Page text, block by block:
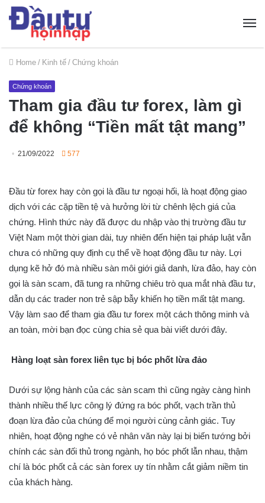
Home / Kinh tế / Chứng khoán
Chứng khoán
Tham gia đầu tư forex, làm gì
để không “Tiền mất tật mang”
21/09/2022 577
Đầu từ forex hay còn gọi là đầu tư ngoại hối, là hoạt động giao
dịch với các cặp tiền tệ và hưởng lời từ chênh lệch giá của
chứng. Hình thức này đã được du nhập vào thị trường đầu tư
Việt Nam một thời gian dài, tuy nhiên đến hiện tại pháp luật vẫn
chưa có những quy định cụ thể về hoạt động đầu tư này. Lợi
dụng kẽ hở đó mà nhiều sàn môi giới giả danh, lừa đảo, hay còn
gọi là sàn scam, đã tung ra những chiêu trò qua mắt nhà đầu tư,
dẫn dụ các trader non trẻ sập bẫy khiến họ tiền mất tật mang.
Vậy làm sao để tham gia đầu tư forex một cách thông minh và
an toàn, mời bạn đọc cùng chia sẻ qua bài viết dưới đây.
Hàng loạt sàn forex liên tục bị bóc phốt lừa đảo
Dưới sự lộng hành của các sàn scam thì cũng ngày càng hình
thành nhiều thế lực công lý đứng ra bóc phốt, vạch trần thủ
đoạn lừa đảo của chúng để mọi người cùng cảnh giác. Tuy
nhiên, hoạt động nghe có vẻ nhân văn này lại bị biến tướng bởi
chính các sàn đối thủ trong ngành, họ bóc phốt lẫn nhau, thậm
chí là bóc phốt cả các sàn forex uy tín nhằm cắt giảm niềm tin
của khách hàng.